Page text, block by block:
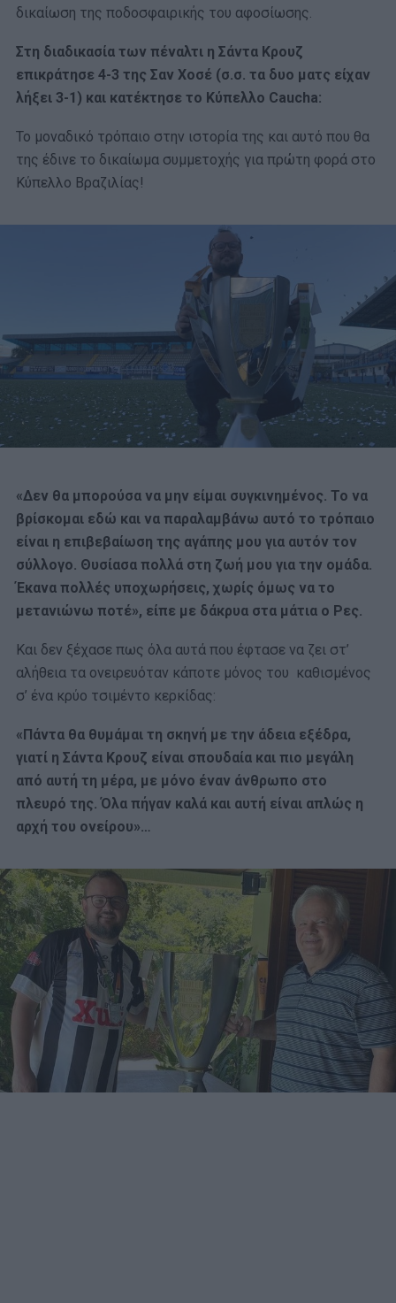
δικαίωση της ποδοσφαιρικής του αφοσίωσης.
Στη διαδικασία των πέναλτι η Σάντα Κρουζ
επικράτησε 4-3 της Σαν Χοσέ (σ.σ. τα δυο ματς είχαν
λήξει 3-1) και κατέκτησε το Κύπελλο Caucha:
Το μοναδικό τρόπαιο στην ιστορία της και αυτό που θα
της έδινε το δικαίωμα συμμετοχής για πρώτη φορά στο
Κύπελλο Βραζιλίας!
«Δεν θα μπορούσα να μην είμαι συγκινημένος. Το να
βρίσκομαι εδώ και να παραλαμβάνω αυτό το τρόπαιο
είναι η επιβεβαίωση της αγάπης μου για αυτόν τον
σύλλογο. Θυσίασα πολλά στη ζωή μου για την ομάδα.
Έκανα πολλές υποχωρήσεις, χωρίς όμως να το
μετανιώνω ποτέ», είπε με δάκρυα στα μάτια ο Ρες.
Και δεν ξέχασε πως όλα αυτά που έφτασε να ζει στ’
αλήθεια τα ονειρευόταν κάποτε μόνος του καθισμένος
σ’ ένα κρύο τσιμέντο κερκίδας:
«Πάντα θα θυμάμαι τη σκηνή με την άδεια εξέδρα,
γιατί η Σάντα Κρουζ είναι σπουδαία και πιο μεγάλη
από αυτή τη μέρα, με μόνο έναν άνθρωπο στο
πλευρό της. Όλα πήγαν καλά και αυτή είναι απλώς η
αρχή του ονείρου»…